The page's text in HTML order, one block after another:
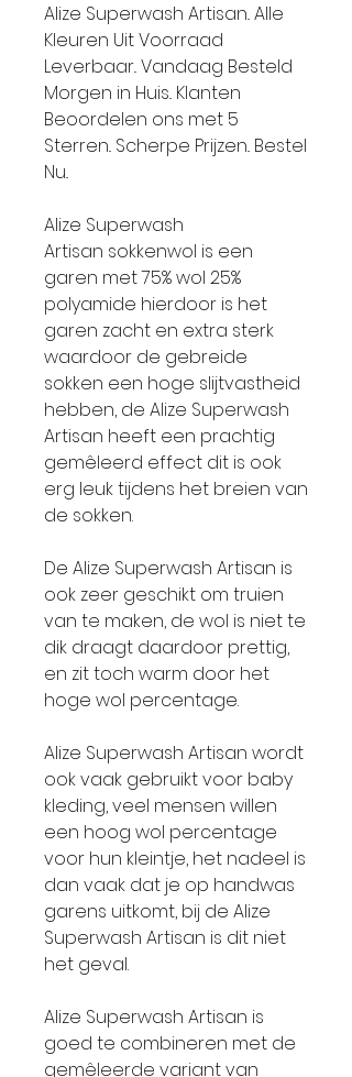
Alize Superwash Artisan.. Alle
Kleuren Uit Voorraad
Leverbaar.. Vandaag Besteld
Morgen in Huis.. Klanten
Beoordelen ons met 5
Sterren.. Scherpe Prijzen.. Bestel
Nu..
Alize Superwash
Artisan sokkenwol is een
garen met 75% wol 25%
polyamide hierdoor is het
garen zacht en extra sterk
waardoor de gebreide
sokken een hoge slijtvastheid
hebben, de Alize Superwash
Artisan heeft een prachtig
gemêleerd effect dit is ook
erg leuk tijdens het breien van
de sokken.
De Alize Superwash Artisan is
ook zeer geschikt om truien
van te maken, de wol is niet te
dik draagt daardoor prettig,
en zit toch warm door het
hoge wol percentage.
Alize Superwash Artisan wordt
ook vaak gebruikt voor baby
kleding, veel mensen willen
een hoog wol percentage
voor hun kleintje, het nadeel is
dan vaak dat je op handwas
garens uitkomt, bij de Alize
Superwash Artisan is dit niet
het geval.
Alize Superwash Artisan is
goed te combineren met de
gemêleerde variant van